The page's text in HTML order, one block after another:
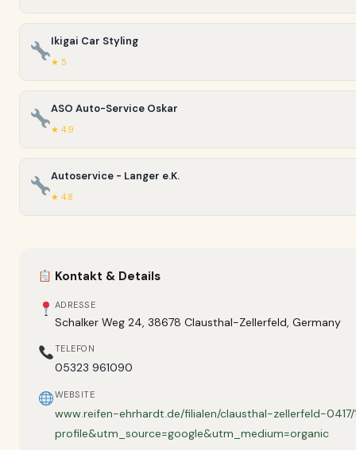
Ikigai Car Styling
★ 5
ASO Auto-Service Oskar
★ 4.9
Autoservice - Langer e.K.
★ 4.8
Kontakt & Details
ADRESSE
Schalker Weg 24, 38678 Clausthal-Zellerfeld, Germany
TELEFON
05323 961090
WEBSITE
www.reifen-ehrhardt.de/filialen/clausthal-zellerfeld-
profile&utm_source=google&utm_medium=organic